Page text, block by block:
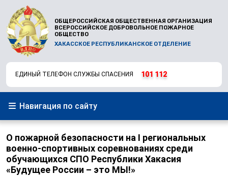
ОБЩЕРОССИЙСКАЯ ОБЩЕСТВЕННАЯ ОРГАНИЗАЦИЯ
ВСЕРОССИЙСКОЕ ДОБРОВОЛЬНОЕ ПОЖАРНОЕ
ОБЩЕСТВО
ХАКАССКОЕ РЕСПУБЛИКАНСКОЕ ОТДЕЛЕНИЕ
ЕДИНЫЙ ТЕЛЕФОН СЛУЖБЫ СПАСЕНИЯ 101 112
Навигация по сайту
О пожарной безопасности на I региональных
военно-спортивных соревнованиях среди
обучающихся СПО Республики Хакасия
«Будущее России – это МЫ!»